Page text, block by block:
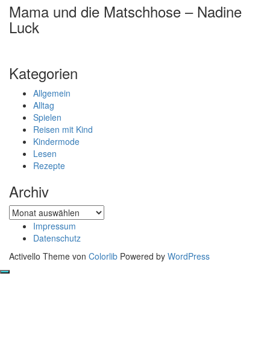
Mama und die Matschhose – Nadine
Luck
Kategorien
Allgemein
Alltag
Spielen
Reisen mit Kind
Kindermode
Lesen
Rezepte
Archiv
Archiv
Impressum
Datenschutz
Activello Theme von Colorlib Powered by WordPress